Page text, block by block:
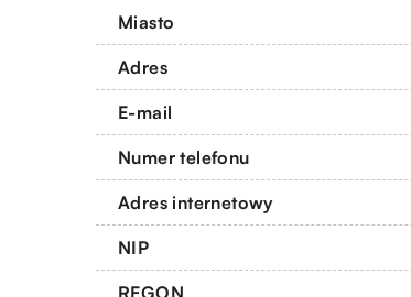
Miasto
Adres
E-mail
Numer telefonu
Adres internetowy
NIP
REGON